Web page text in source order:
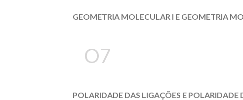
GEOMETRIA MOLECULAR I E GEOMETRIA
O7
POLARIDADE DAS LIGAÇÕES E POLARIDADE